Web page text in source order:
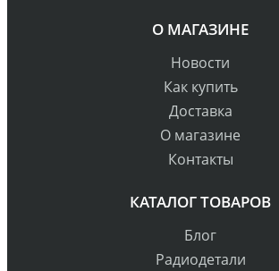
О МАГАЗИНЕ
Новости
Как купить
Доставка
О магазине
Контакты
КАТАЛОГ ТОВАРОВ
Блог
Радиодетали